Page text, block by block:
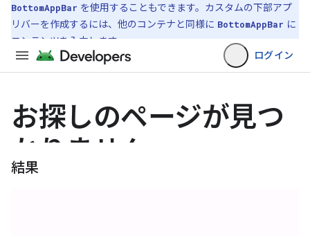
BottomAppBar を使用することもできます。カスタムの下部アプ
リバーを作成するには、他のコンテナと同様に BottomAppBar に
コンテンツを入力します。
結果